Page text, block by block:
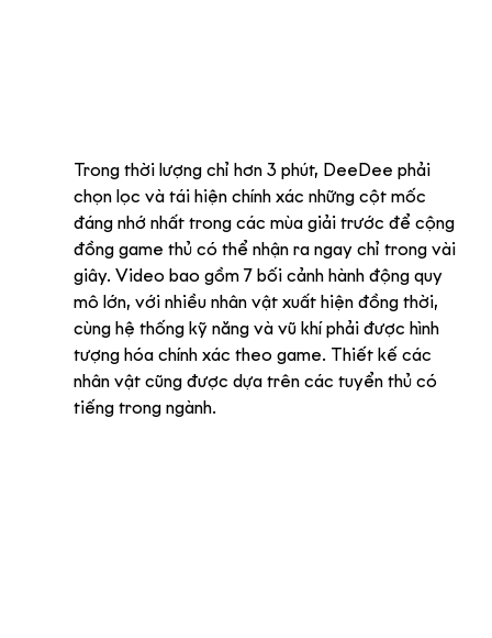
Trong thời lượng chỉ hơn 3 phút, DeeDee phải
chọn lọc và tái hiện chính xác những cột mốc
đáng nhớ nhất trong các mùa giải trước để cộng
đồng game thủ có thể nhận ra ngay chỉ trong vài
giây. Video bao gồm 7 bối cảnh hành động quy
mô lớn, với nhiều nhân vật xuất hiện đồng thời,
cùng hệ thống kỹ năng và vũ khí phải được hình
tượng hóa chính xác theo game. Thiết kế các
nhân vật cũng được dựa trên các tuyển thủ có
tiếng trong ngành.